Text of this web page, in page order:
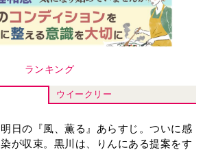
ランキング
ウイークリー
明日の『風、薫る』あらすじ。ついに感
染が収束。黒川は、りんにある提案をす